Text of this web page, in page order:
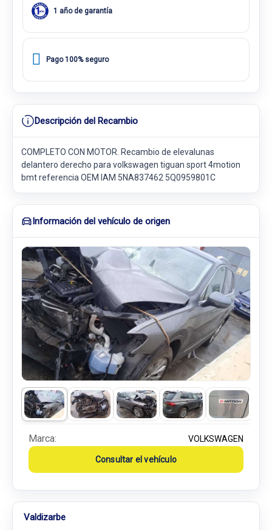
1 año de garantía
Pago 100% seguro
Descripción del Recambio
COMPLETO CON MOTOR. Recambio de elevalunas
delantero derecho para volkswagen tiguan sport 4motion
bmt referencia OEM IAM 5NA837462 5Q0959801C
Información del vehículo de origen
Marca: VOLKSWAGEN
Consultar el vehículo
Valdizarbe